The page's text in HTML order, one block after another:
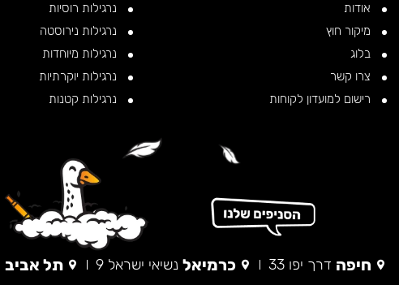
אודות
מיקור חוץ
בלוג
צרו קשר
רישום למועדון לקוחות
נרגילות רוסיות
נרגילות נירוסטה
נרגילות מיוחדות
נרגילות יוקרתיות
נרגילות קטנות
חיפה דרך יפו 33 כרמיאל נשיאי ישראל 9 תל אביב